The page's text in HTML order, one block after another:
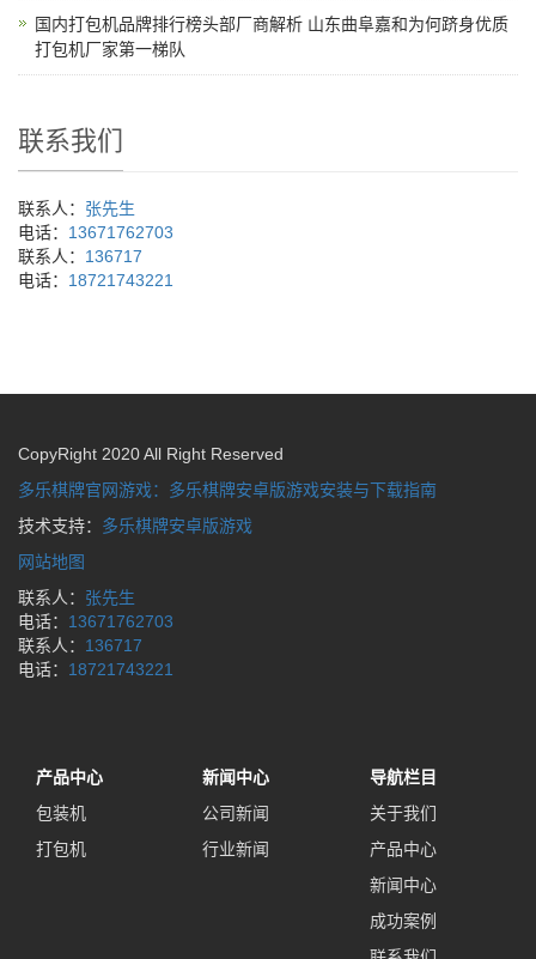
国内打包机品牌排行榜头部厂商解析 山东曲阜嘉和为何跻身优质
打包机厂家第一梯队
联系我们
联系人： 张先生
电话： 13671762703
联系人： 136717
电话： 18721743221
CopyRight 2020 All Right Reserved
多乐棋牌官网游戏：多乐棋牌安卓版游戏安装与下载指南
技术支持： 多乐棋牌安卓版游戏
网站地图
联系人： 张先生
电话： 13671762703
联系人： 136717
电话： 18721743221
产品中心
包装机
打包机
新闻中心
公司新闻
行业新闻
导航栏目
关于我们
产品中心
新闻中心
成功案例